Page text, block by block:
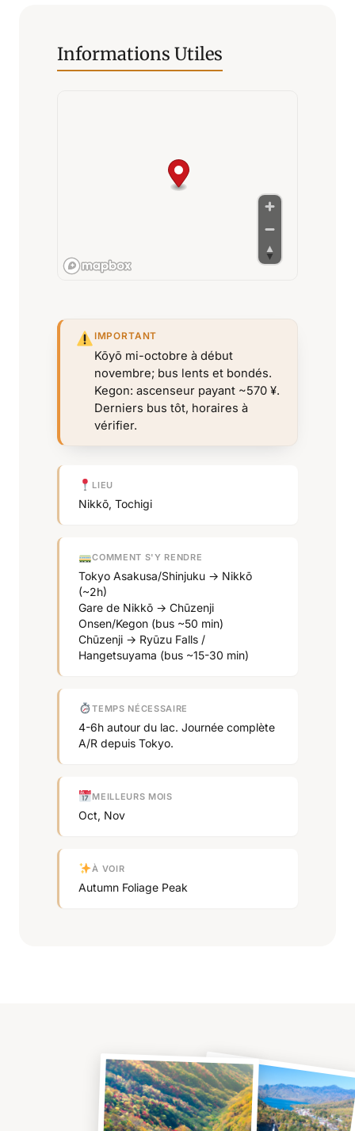
Informations Utiles
IMPORTANT
Kōyō mi-octobre à début
novembre; bus lents et bondés.
Kegon: ascenseur payant ~570 ¥.
Derniers bus tôt, horaires à
vérifier.
LIEU
Nikkō, Tochigi
COMMENT S'Y RENDRE
Tokyo Asakusa/Shinjuku → Nikkō
(~2h)
Gare de Nikkō → Chūzenji
Onsen/Kegon (bus ~50 min)
Chūzenji → Ryūzu Falls /
Hangetsuyama (bus ~15-30 min)
TEMPS NÉCESSAIRE
4-6h autour du lac. Journée complète
A/R depuis Tokyo.
MEILLEURS MOIS
Oct, Nov
À VOIR
Autumn Foliage Peak